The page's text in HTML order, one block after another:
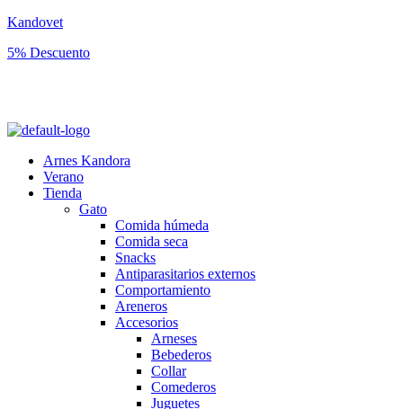
Kandovet
5% Descuento
Arnes Kandora
Verano
Tienda
Gato
Comida húmeda
Comida seca
Snacks
Antiparasitarios externos
Comportamiento
Areneros
Accesorios
Arneses
Bebederos
Collar
Comederos
Juguetes